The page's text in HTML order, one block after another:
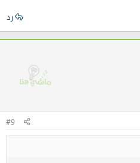
رد
#9